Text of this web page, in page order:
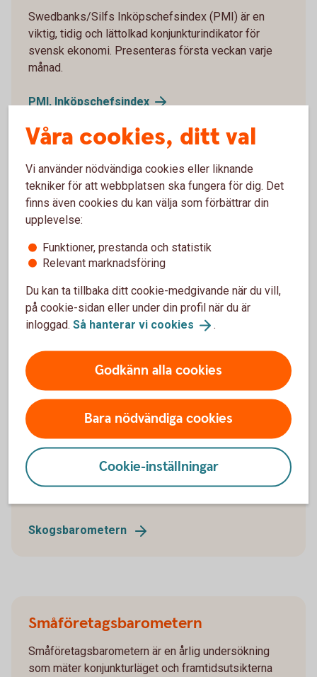
Swedbanks/Silfs Inköpschefsindex (PMI) är en
viktig, tidig och lättolkad konjunkturindikator för
svensk ekonomi. Presenteras första veckan varje
månad.
PMI, Inköpschefsindex
Lantbruks­barometern­
Två gånger per år, på våren och på hösten, frågar vi
investeringsvilja och framtidstro. Allt samlas i
Lantbruksbarometern som har utkommit sedan 1987.
Lantbruksbarometern
Skogsbarometern
Skogsbarometern är en årlig undersökning som ges
ut av Swedbank, Sparbankernas Riksförbund och
Ludvig & Co. Undersökningen belyser de privata
skogsägarnas syn på marknaden samt deras
Skogsbarometern
Småföretags­barometern
Småföretagsbarometern är en årlig undersökning
som mäter konjunkturläget och framtidsutsikterna
Våra cookies, ditt val
Vi använder nödvändiga cookies eller liknande
tekniker för att webbplatsen ska fungera för dig. Det
finns även cookies du kan välja som förbättrar din
upplevelse:
Funktioner, prestanda och statistik
Relevant marknadsföring
Du kan ta tillbaka ditt cookie-medgivande när du vill,
på cookie-sidan eller under din profil när du är
inloggad. Så hanterar vi cookies .
Godkänn alla cookies
Bara nödvändiga cookies
Cookie-inställningar